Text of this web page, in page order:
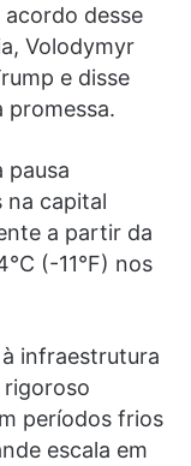
desse
Volodymyr
e disse
promessa.
pausa
na capital
a partir da
(-11°F) nos
infraestrutura
rigoroso
períodos frios
escala em